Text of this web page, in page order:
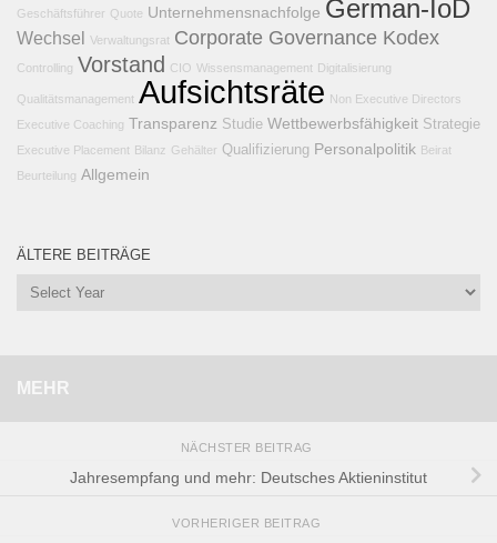
Geschäftsführer Quote Unternehmensnachfolge German-IoD
Wechsel Verwaltungsrat Corporate Governance Kodex
Controlling Vorstand CIO Wissensmanagement Digitalisierung
Qualitätsmanagement Aufsichtsräte Non Executive Directors
Executive Coaching Transparenz Studie Wettbewerbsfähigkeit Strategie
Executive Placement Bilanz Gehälter Qualifizierung Personalpolitik Beirat
Beurteilung Allgemein
ÄLTERE BEITRÄGE
MEHR
NÄCHSTER BEITRAG
Jahresempfang und mehr: Deutsches Aktieninstitut
VORHERIGER BEITRAG